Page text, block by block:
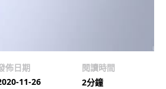
佈日期
11-26
閱讀時間
2分鐘